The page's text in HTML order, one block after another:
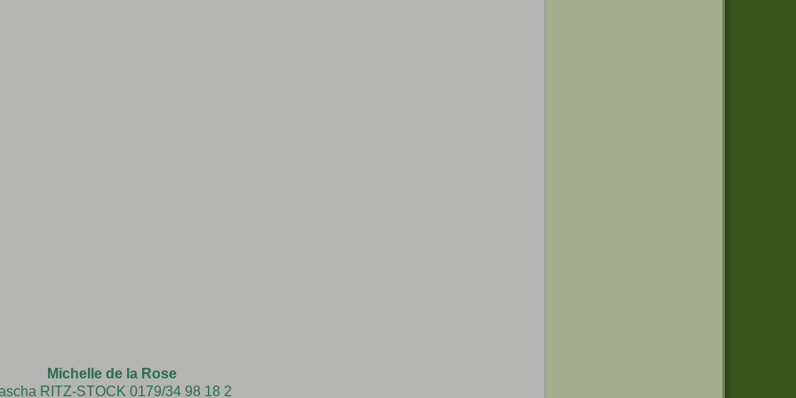
Michelle de la Rose
RITZ-STOCK 0179/34 98 18 2